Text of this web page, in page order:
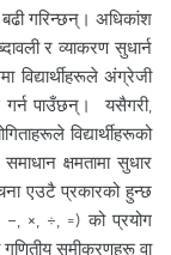
बढी गरिन्छन्। अधिकांश
र व्याकरण सुधार्न
विद्यार्थीहरूले अंग्रेजी
गर्न पाउँछन्। यसैगरी,
विद्यार्थीहरूको
क्षमतामा सुधार
एउटै प्रकारको हुन्छ
−, ×, ÷, =) को प्रयोग
समीकरणहरू वा